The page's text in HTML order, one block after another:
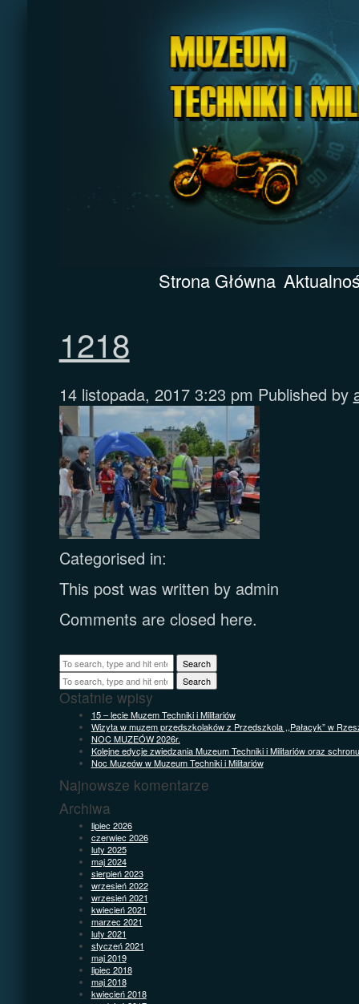
Strona Główna
1218
14 listopada, 2017 3:23 pm Published by
Categorised in:
This post was written by admin
Comments are closed here.
Search
Search
Ostatnie wpisy
15 – lecie Muzem Techniki i Militariów
Wizyta w muzem przedszkolaków z Przedszkola ,,Pałacyk” w
NOC MUZEÓW 2026r.
Kolejne edycje zwiedzania Muzeum Techniki i Militariów oraz
Noc Muzeów w Muzeum Techniki i Militariów
Najnowsze komentarze
Archiwa
lipiec 2026
czerwiec 2026
luty 2025
maj 2024
sierpień 2023
wrzesień 2022
wrzesień 2021
kwiecień 2021
marzec 2021
luty 2021
styczeń 2021
maj 2019
lipiec 2018
maj 2018
kwiecień 2018